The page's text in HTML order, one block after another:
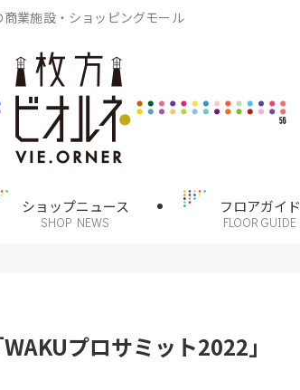
商業施設・ショッピングモール
ショップニュース
SHOP NEWS
フロアガイド
FLOOR GUIDE
プロサミット2022」